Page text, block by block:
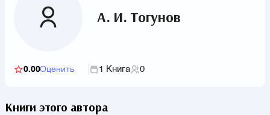
А. И. Тогунов
0.00Оценить 1 Книга 0
Книги этого автора